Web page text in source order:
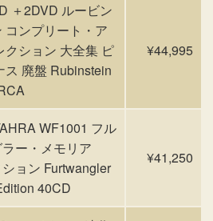
＋2DVD ルービン
コンプリート・ア
クション 大全集 ピ
ス 廃盤 Rubinstein
¥44,995
WF1001 フル
ラー・メモリア
ョン Furtwangler
40CD
¥41,250